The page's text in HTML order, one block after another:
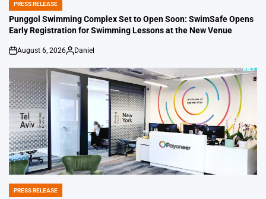
POSTED
IN
PRESS RELEASE
Punggol Swimming Complex Set to Open Soon: SwimSafe Opens
Early Registration for Swimming Lessons at the New Venue
on
August 6, 2026
Posted
Daniel
POSTED
PRESS RELEASE